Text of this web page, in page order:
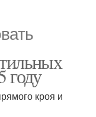
году
кроя и